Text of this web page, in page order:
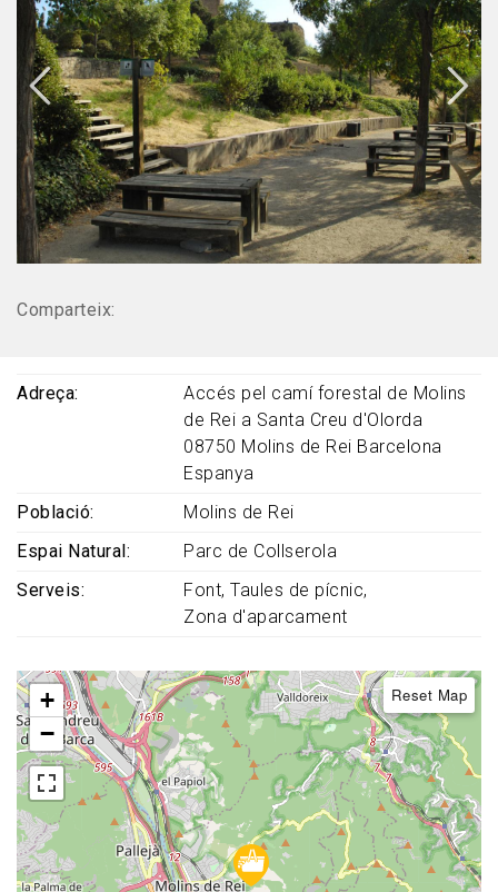
Comparteix:
Adreça
Accés pel camí forestal de Molins
de Rei a Santa Creu d'Olorda
08750 Molins de Rei Barcelona
Espanya
Població
Molins de Rei
Espai Natural
Parc de Collserola
Serveis
Font Taules de pícnic
Zona d'aparcament
+
−
Reset Map